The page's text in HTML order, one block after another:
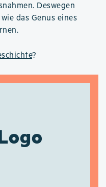
Deswegen
das Genus eines
?